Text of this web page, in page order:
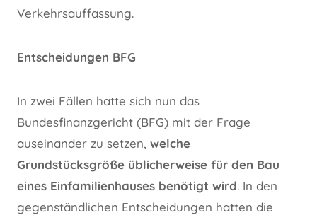
Verkehrsauffassung.
Entscheidungen BFG
In zwei Fällen hatte sich nun das
Bundesfinanzgericht (BFG) mit der Frage
auseinander zu setzen, welche
Grundstücksgröße üblicherweise für den Bau
eines Einfamilienhauses benötigt wird. In den
gegenständlichen Entscheidungen hatten die